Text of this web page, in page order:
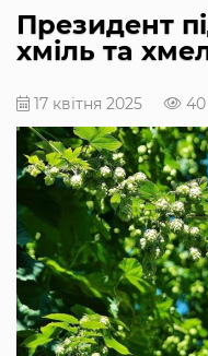
Президент
хміль та
17 квітня 2025 40